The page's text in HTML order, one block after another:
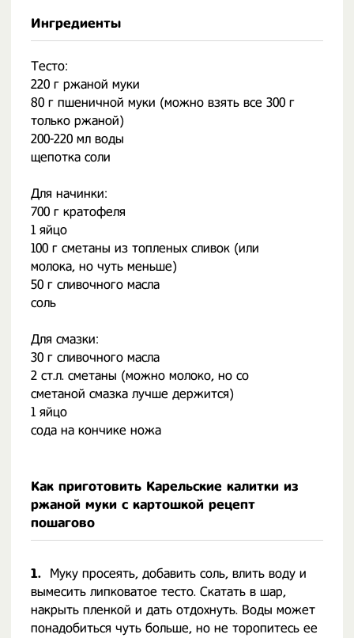
Ингредиенты
Тесто:
220 г ржаной муки
80 г пшеничной муки (можно взять все 300 г
только ржаной)
200-220 мл воды
щепотка соли
Для начинки:
700 г кратофеля
1 яйцо
100 г сметаны из топленых сливок (или
молока, но чуть меньше)
50 г сливочного масла
соль
Для смазки:
30 г сливочного масла
2 ст.л. сметаны (можно молоко, но со
сметаной смазка лучше держится)
1 яйцо
сода на кончике ножа
Как приготовить Карельские калитки из
ржаной муки с картошкой рецепт
пошагово
1.
Муку просеять, добавить соль, влить воду и
вымесить липковатое тесто. Скатать в шар,
накрыть пленкой и дать отдохнуть. Воды может
понадобиться чуть больше, но не торопитесь ее